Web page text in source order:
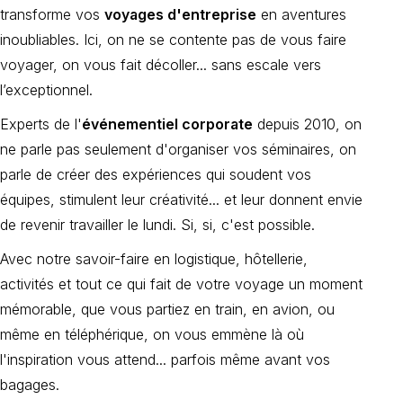
transforme vos voyages d'entreprise en aventures
inoubliables. Ici, on ne se contente pas de vous faire
voyager, on vous fait décoller... sans escale vers
l’exceptionnel.
Experts de l'événementiel corporate depuis 2010, on
ne parle pas seulement d'organiser vos séminaires, on
parle de créer des expériences qui soudent vos
équipes, stimulent leur créativité... et leur donnent envie
de revenir travailler le lundi. Si, si, c'est possible.
Avec notre savoir-faire en logistique, hôtellerie,
activités et tout ce qui fait de votre voyage un moment
mémorable, que vous partiez en train, en avion, ou
même en téléphérique, on vous emmène là où
l'inspiration vous attend... parfois même avant vos
bagages.